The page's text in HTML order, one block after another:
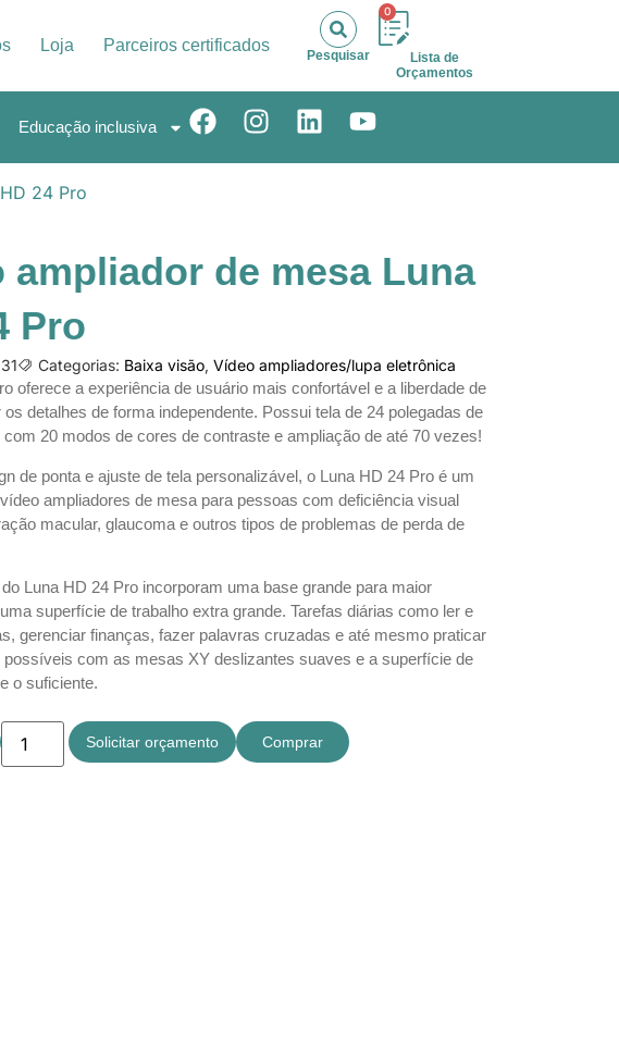
Loja Parceiros certificados
Pesquisar
0
Lista de
Orçamentos
Educação inclusiva
24 Pro
ampliador de mesa Luna
Pro
Categorias: Baixa visão, Vídeo ampliadores/lupa eletrônica
oferece a experiência de usuário mais confortável e a liberdade de
os detalhes de forma independente. Possui tela de 24 polegadas de
com 20 modos de cores de contraste e ampliação de até 70 vezes!
de ponta e ajuste de tela personalizável, o Luna HD 24 Pro é um
ampliadores de mesa para pessoas com deficiência visual
macular, glaucoma e outros tipos de problemas de perda de
Luna HD 24 Pro incorporam uma base grande para maior
superfície de trabalho extra grande. Tarefas diárias como ler e
gerenciar finanças, fazer palavras cruzadas e até mesmo praticar
possíveis com as mesas XY deslizantes suaves e a superfície de
o suficiente.
Solicitar orçamento Comprar